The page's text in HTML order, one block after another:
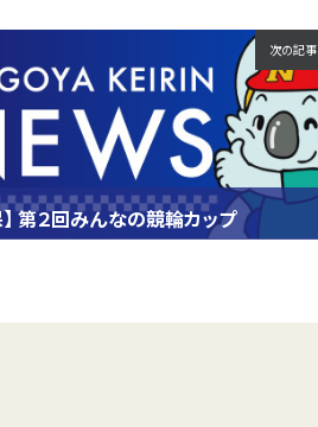
次の記事
】 第２回みんなの競輪カップ